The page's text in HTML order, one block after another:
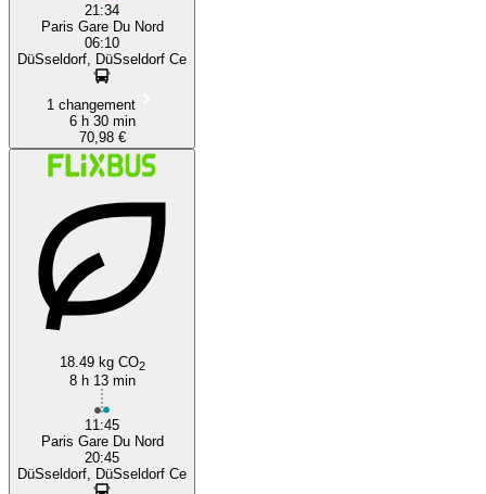
21:34
Paris Gare Du Nord
06:10
DüSseldorf, DüSseldorf Ce
1 changement
6 h 30 min
70,98 €
18.49 kg CO2
8 h 13 min
11:45
Paris Gare Du Nord
20:45
DüSseldorf, DüSseldorf Ce